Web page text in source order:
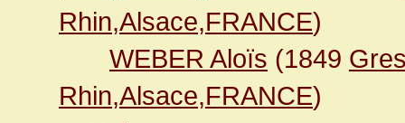
Rhin,Alsace,FRANCE)
WEBER Aloïs (1849
Rhin,Alsace,FRANCE)